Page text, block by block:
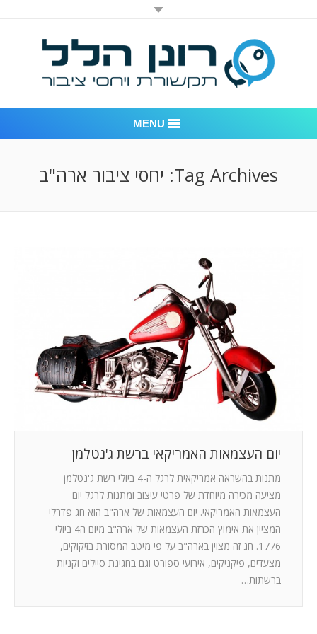
MENU
לקוחות – משרד יחסי ציבור רונן הלל
חדר חדשות
המלצות
ניהול מוניטין
צור קשר
Tag Archives: יחסי ציבור ארה"ב
יום העצמאות האמריקאי ברשת ג'נטלמן
מתנות בהשראה אמריקאית לרגל ה-4 ביולי רשת ג'נטלמן
מציעה מכירה מיוחדת של פרטי עיצוב ומתנות לרגל יום
העצמאות האמריקאי. יום העצמאות של ארה"ב הוא חג פדרלי
המציין את אימוץ הכרזת העצמאות של ארה"ב מיום ה4 ביולי
1776. חג זה מצוין בארה"ב על פי מיטב המסורת בזיקוקים,
מצעדים, פיקניקים, אירועי ספורט וגם בחגיגת סיילים וקניות
ברשתות…